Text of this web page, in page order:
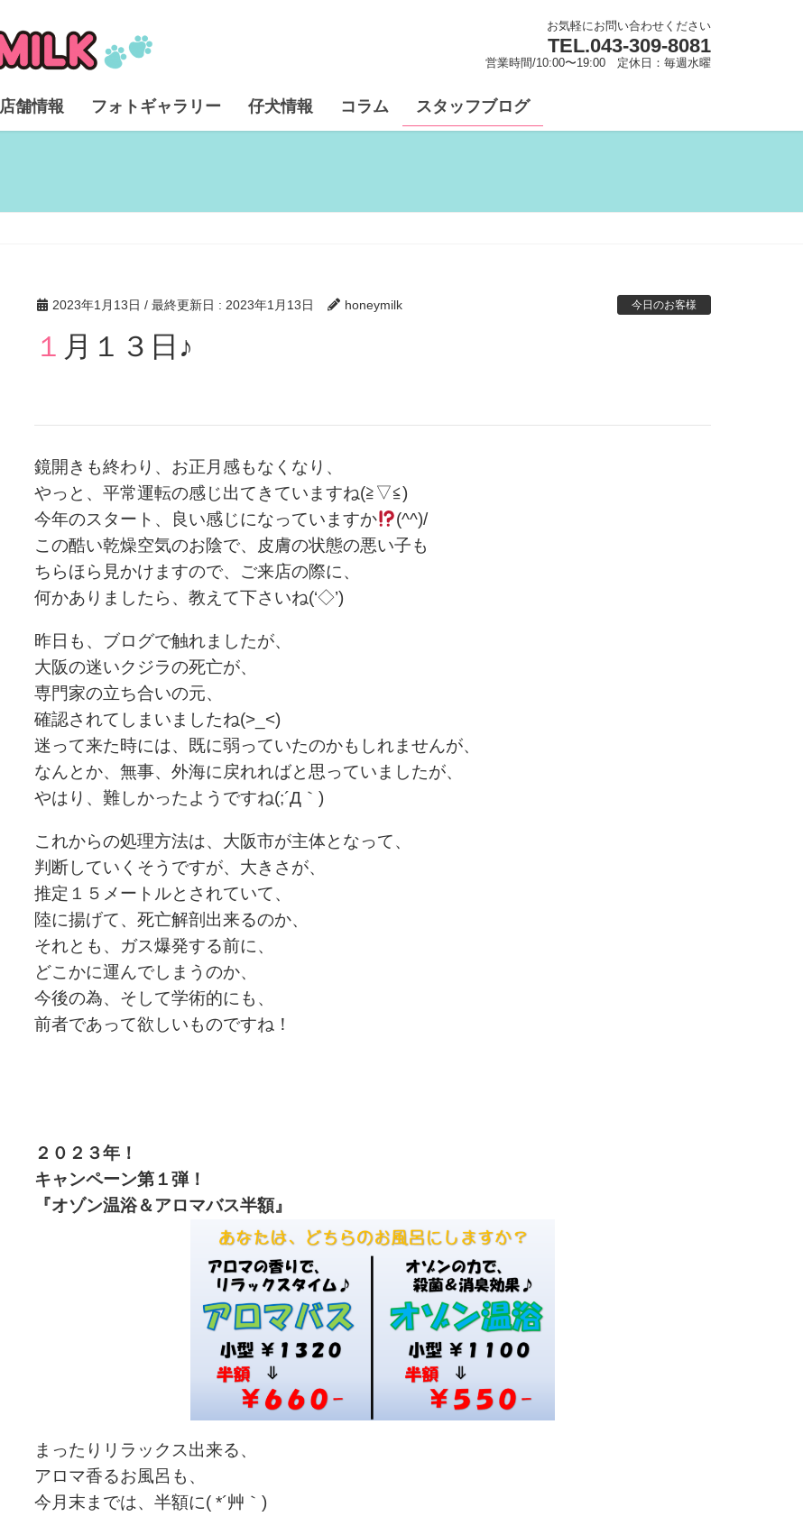
お気軽にお問い合わせください
TEL.043-309-8081
営業時間/10:00〜19:00 定休日：毎週水曜
店舗情報 フォトギャラリー 仔犬情報 コラム スタッフブログ
2023年1月13日 / 最終更新日 : 2023年1月13日 honeymilk 今日のお客様
１月１３日♪
鏡開きも終わり、お正月感もなくなり、
やっと、平常運転の感じ出てきていますね(≧▽≦)
今年のスタート、良い感じになっていますか
(^^)/
この酷い乾燥空気のお陰で、皮膚の状態の悪い子も
ちらほら見かけますので、ご来店の際に、
何かありましたら、教えて下さいね(‘◇’)ゞ
昨日も、ブログで触れましたが、
大阪の迷いクジラの死亡が、
専門家の立ち合いの元、
確認されてしまいましたね(>_<)
迷って来た時には、既に弱っていたのかもしれませんが、
なんとか、無事、外海に戻れればと思っていましたが、
やはり、難しかったようですね(;´Д｀)
これからの処理方法は、大阪市が主体となって、
判断していくそうですが、大きさが、
推定１５メートルとされていて、
陸に揚げて、死亡解剖出来るのか、
それとも、ガス爆発する前に、
どこかに運んでしまうのか、
今後の為、そして学術的にも、
前者であって欲しいものですね！
２０２３年！
キャンペーン第１弾！
『オゾン温浴＆アロマバス半額』
まったりリラックス出来る、
アロマ香るお風呂も、
今月末までは、半額に( *´艸｀)